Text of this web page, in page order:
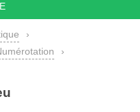
›
›